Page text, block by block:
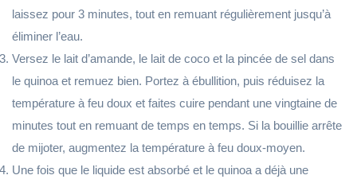
laissez pour 3 minutes, tout en remuant régulièrement jusqu’à
éliminer l’eau.
Versez le lait d’amande, le lait de coco et la pincée de sel dans
le quinoa et remuez bien. Portez à ébullition, puis réduisez la
température à feu doux et faites cuire pendant une vingtaine de
minutes tout en remuant de temps en temps. Si la bouillie arrête
de mijoter, augmentez la température à feu doux-moyen.
Une fois que le liquide est absorbé et le quinoa a déjà une